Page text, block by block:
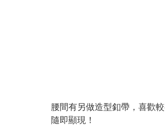
腰間有另做造型釦帶，喜歡
隨即顯現！